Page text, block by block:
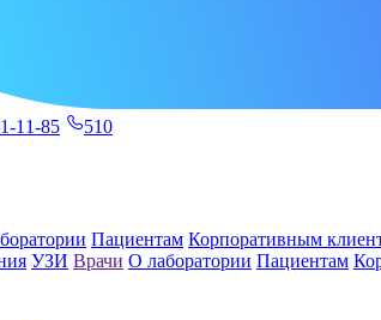
11-85
510
Пациентам Корпоративным
УЗИ Врачи О лаборатории Пациентам